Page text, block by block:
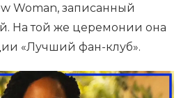
Woman, записанный
На той же церемонии она
«Лучший фан-клуб».